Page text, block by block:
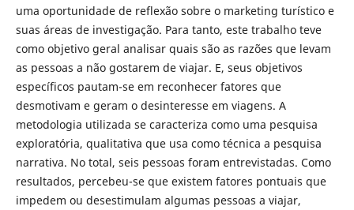
uma oportunidade de reflexão sobre o marketing turístico e
suas áreas de investigação. Para tanto, este trabalho teve
como objetivo geral analisar quais são as razões que levam
as pessoas a não gostarem de viajar. E, seus objetivos
específicos pautam-se em reconhecer fatores que
desmotivam e geram o desinteresse em viagens. A
metodologia utilizada se caracteriza como uma pesquisa
exploratória, qualitativa que usa como técnica a pesquisa
narrativa. No total, seis pessoas foram entrevistadas. Como
resultados, percebeu-se que existem fatores pontuais que
impedem ou desestimulam algumas pessoas a viajar,